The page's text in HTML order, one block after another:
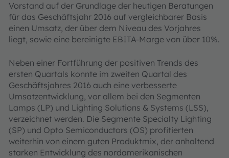
Vorstand auf der Grundlage der heutigen Beratungen
für das Geschäftsjahr 2016 auf vergleichbarer Basis
einen Umsatz, der über dem Niveau des Vorjahres
liegt, sowie eine bereinigte EBITA-Marge von über 10%.
Neben einer Fortführung der positiven Trends des
ersten Quartals konnte im zweiten Quartal des
Geschäftsjahres 2016 auch eine verbesserte
Umsatzentwicklung, vor allem bei den Segmenten
Lamps (LP) und Lighting Solutions & Systems (LSS),
verzeichnet werden. Die Segmente Specialty Lighting
(SP) und Opto Semiconductors (OS) profitierten
weiterhin von einem guten Produktmix, der anhaltend
starken Entwicklung des nordamerikanischen